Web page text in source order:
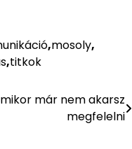
,mosoly,
,titkok
már nem akarsz
megfelelni